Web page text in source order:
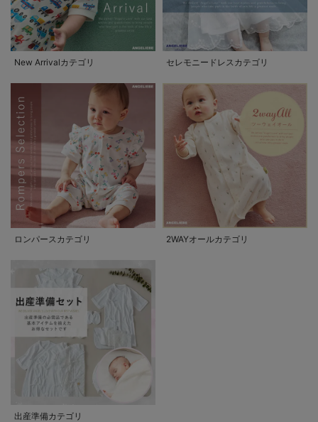
New Arrivalカテゴリ セレモニードレスカテゴリ
ロンパースカテゴリ 2WAYオールカテゴリ
出産準備カテゴリ